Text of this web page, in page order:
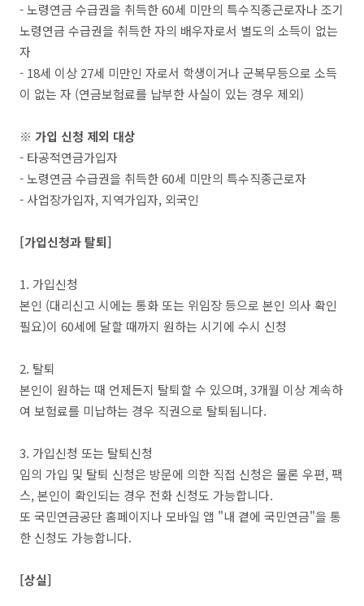
- 노령연금 수급권을 취득한 60세 미만의 특수직종근로자나 조기
노령연금 수급권을 취득한 자의 배우자로서 별도의 소득이 없는
자
- 18세 이상 27세 미만인 자로서 학생이거나 군복무등으로 소득
이 없는 자 (연금보험료를 납부한 사실이 있는 경우 제외)
※ 가입 신청 제외 대상
- 타공적연금가입자
- 노령연금 수급권을 취득한 60세 미만의 특수직종근로자
- 사업장가입자, 지역가입자, 외국인
[가입신청과 탈퇴]
1. 가입신청
본인 (대리신고 시에는 통화 또는 위임장 등으로 본인 의사 확인
필요)이 60세에 달할 때까지 원하는 시기에 수시 신청
2. 탈퇴
본인이 원하는 때 언제든지 탈퇴할 수 있으며, 3개월 이상 계속하
여 보험료를 미납하는 경우 직권으로 탈퇴됩니다.
3. 가입신청 또는 탈퇴신청
임의 가입 및 탈퇴 신청은 방문에 의한 직접 신청은 물론 우편, 팩
스, 본인이 확인되는 경우 전화 신청도 가능합니다.
또 국민연금공단 홈페이지나 모바일 앱 "내 곁에 국민연금"을 통
한 신청도 가능합니다.
[상실]